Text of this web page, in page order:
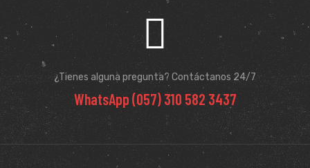
¿Tienes alguna pregunta? Contáctanos 24/7
WhatsApp (057) 310 582 3437